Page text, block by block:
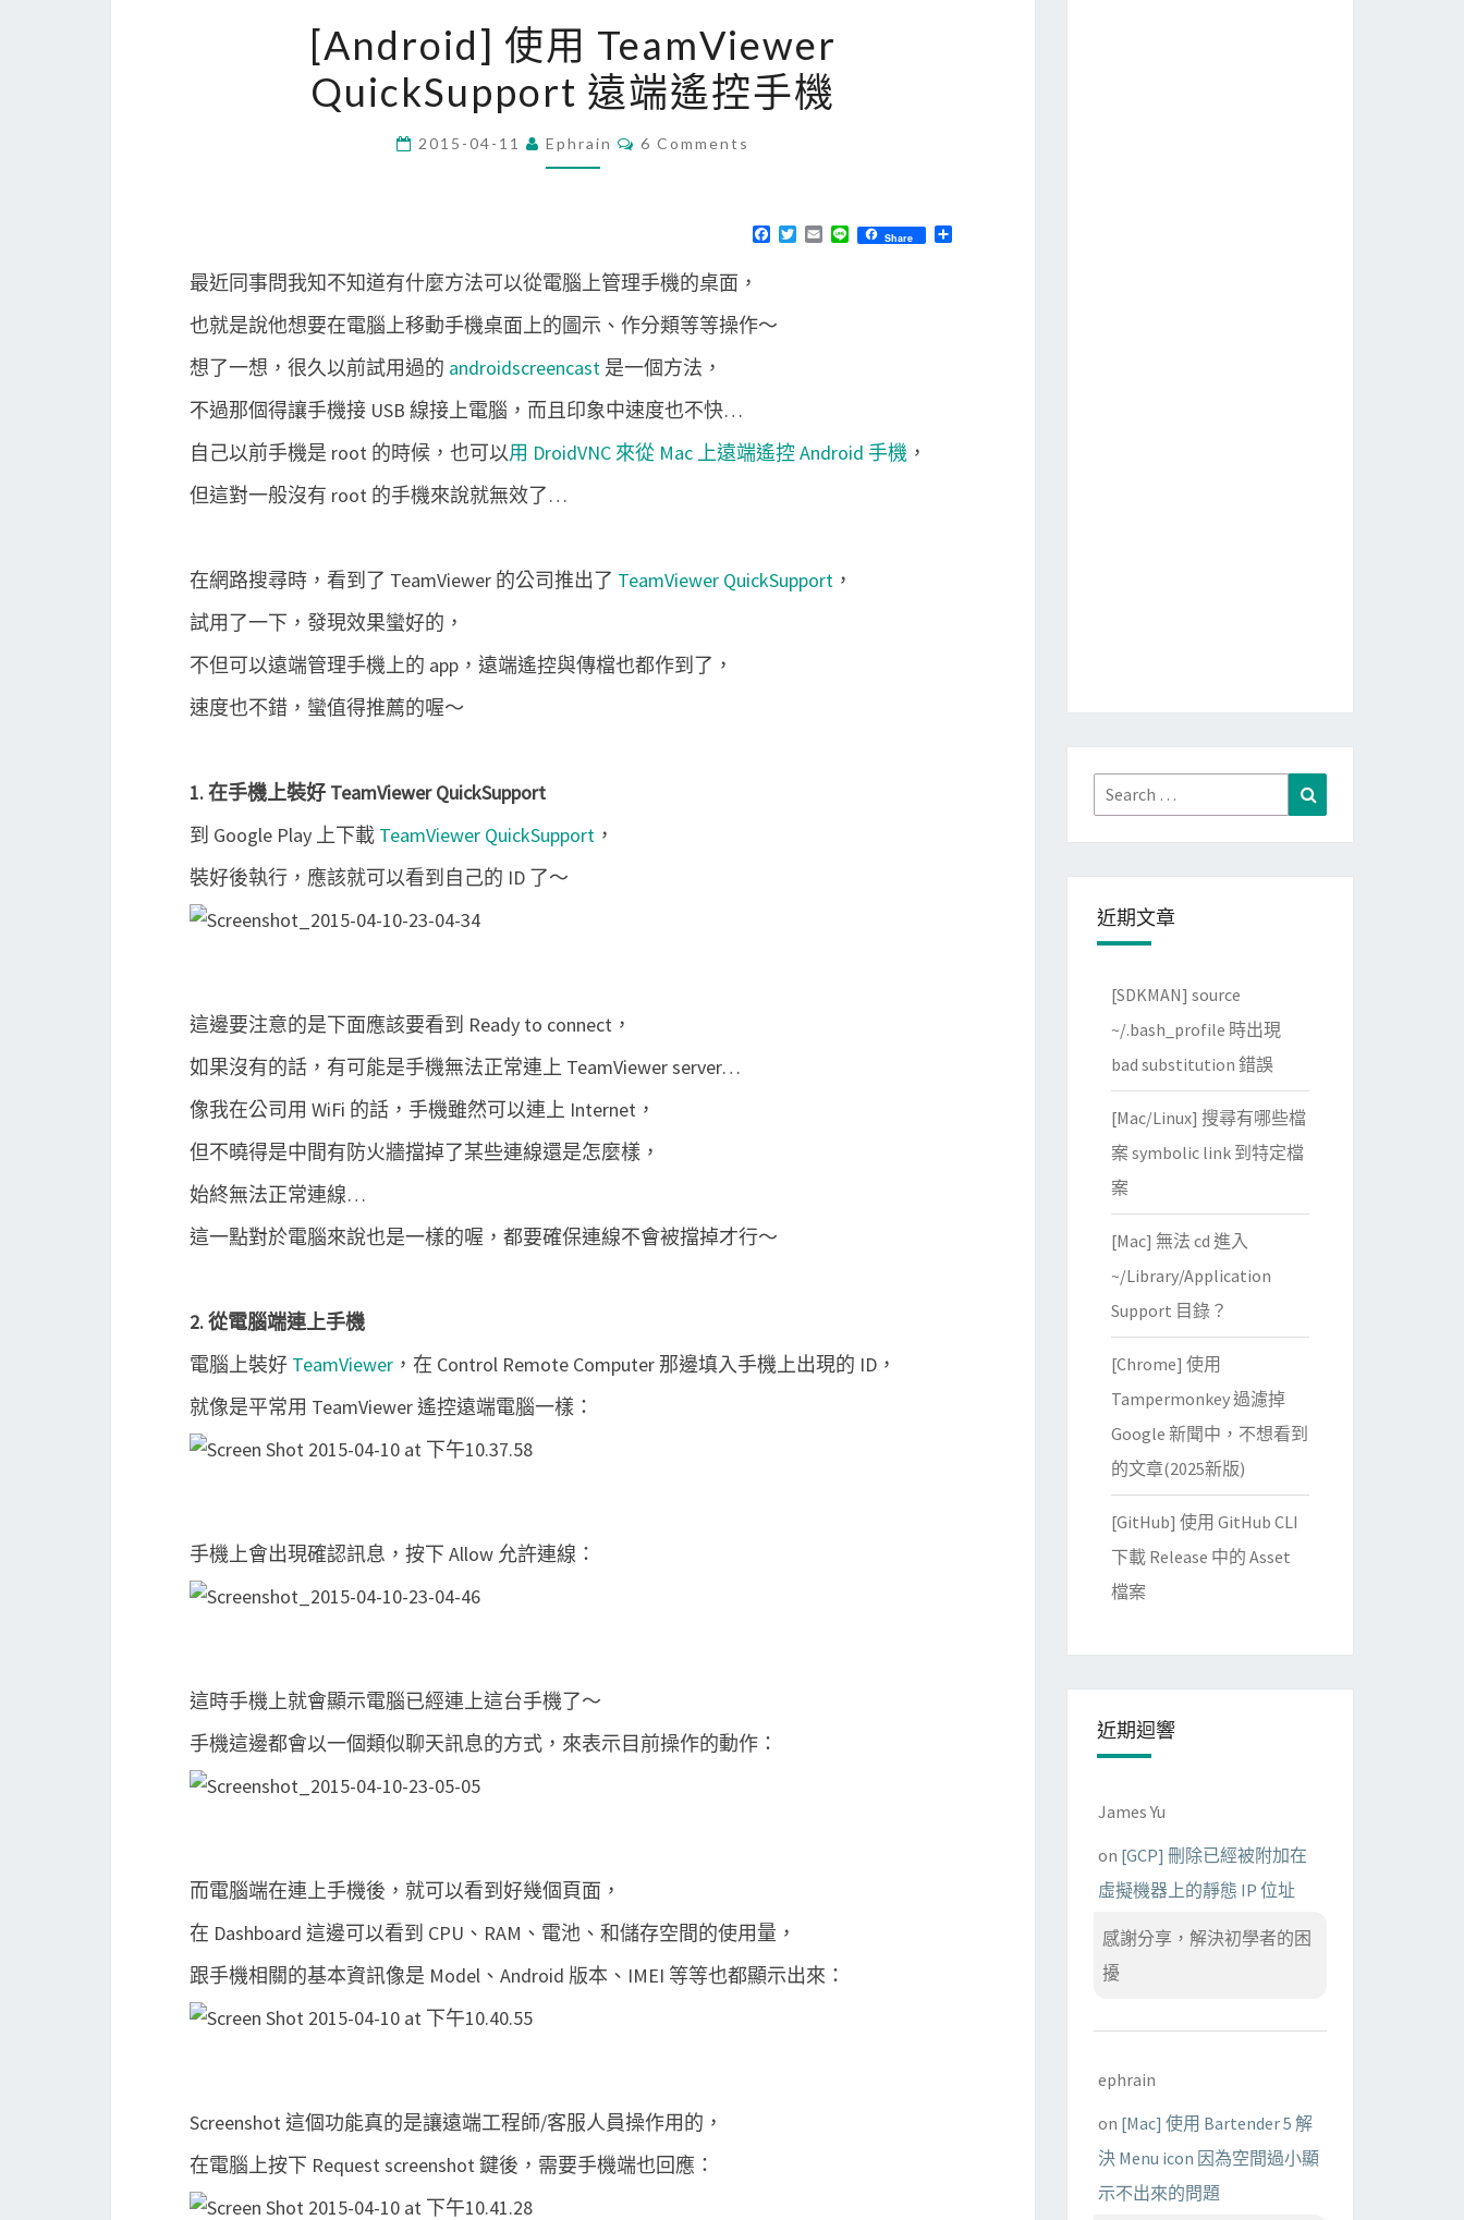
A
n
d
r
]
使
用
T
e
a
e
r
k
r
t
遙
手
[Android] 使用 TeamViewer
QuickSupport 遠端遙控手機
2015-04-11 Ephrain
C
6 Comments
F
o
T
E
L
Share
分
最近同事問我知不知道有什麼方法可以從電腦上管理手機的桌面，
也就是說他想要在電腦上移動手機桌面上的圖示、作分類等等操作～
想了一想，很久以前試用過的 androidscreencast 是一個方法，
不過那個得讓手機接 USB 線接上電腦，而且印象中速度也不快…
自己以前手機是 root 的時候，也可以用 DroidVNC 來從 Mac 上遠端遙控 Android 手機 ，
但這對一般沒有 root 的手機來說就無效了…
在網路搜尋時，看到了 TeamViewer 的公司推出了 TeamViewer QuickSupport ，
試用了一下，發現效果蠻好的，
不但可以遠端管理手機上的 app，遠端遙控與傳檔也都作到了，
速度也不錯，蠻值得推薦的喔～
1. 在手機上裝好 TeamViewer QuickSupport
到 Google Play 上下載 TeamViewer QuickSupport ，
裝好後執行，應該就可以看到自己的 ID 了～
這邊要注意的是下面應該要看到 Ready to connect，
如果沒有的話，有可能是手機無法正常連上 TeamViewer server…
像我在公司用 WiFi 的話，手機雖然可以連上 Internet，
但不曉得是中間有防火牆擋掉了某些連線還是怎麼樣，
始終無法正常連線…
這一點對於電腦來說也是一樣的喔，都要確保連線不會被擋掉才行～
2. 從電腦端連上手機
電腦上裝好 TeamViewer ，在 Control Remote Computer 那邊填入手機上出現的 ID，
就像是平常用 TeamViewer 遙控遠端電腦一樣：
手機上會出現確認訊息，按下 Allow 允許連線：
這時手機上就會顯示電腦已經連上這台手機了～
手機這邊都會以一個類似聊天訊息的方式，來表示目前操作的動作：
而電腦端在連上手機後，就可以看到好幾個頁面，
在 Dashboard 這邊可以看到 CPU、RAM、電池、和儲存空間的使用量，
跟手機相關的基本資訊像是 Model、Android 版本、IMEI 等等也都顯示出來：
Screenshot 這個功能真的是讓遠端工程師/客服人員操作用的，
在電腦上按下 Request screenshot 鍵後，需要手機端也回應：
Search
for:
近期文章
[SDKMAN] source
~/.bash_profile 時出現
bad substitution 錯誤
[Mac/Linux] 搜尋有哪些檔
案 symbolic link 到特定檔
案
[Mac] 無法 cd 進入
~/Library/Application
Support 目錄？
[Chrome] 使用
Tampermonkey 過濾掉
Google 新聞中，不想看到
的文章(2025新版)
[GitHub] 使用 GitHub CLI
下載 Release 中的 Asset
檔案
近期迴響
James Yu
on [GCP] 刪除已經被附加在
虛擬機器上的靜態 IP 位址
感謝分享，解決初學者的困
擾
ephrain
on [Mac] 使用 Bartender 5 解
決 Menu icon 因為空間過小顯
示不出來的問題